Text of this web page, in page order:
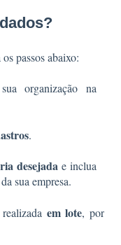
os passos abaixo:
organização na
.
desejada e inclua
sua empresa.
em lote, por